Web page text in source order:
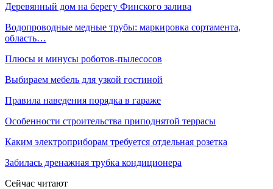
Деревянный дом на берегу Финского залива
Водопроводные медные трубы: маркировка сортамента,
область…
Плюсы и минусы роботов-пылесосов
Выбираем мебель для узкой гостиной
Правила наведения порядка в гараже
Особенности строительства приподнятой террасы
Каким электроприборам требуется отдельная розетка
Забилась дренажная трубка кондиционера
Сейчас читают